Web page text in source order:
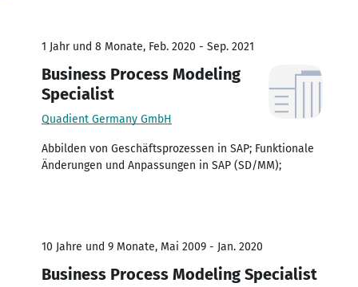
1 Jahr und 8 Monate, Feb. 2020 - Sep. 2021
Business Process Modeling
Specialist
Quadient Germany GmbH
Abbilden von Geschäftsprozessen in SAP; Funktionale
Änderungen und Anpassungen in SAP (SD/MM);
10 Jahre und 9 Monate, Mai 2009 - Jan. 2020
Business Process Modeling Specialist